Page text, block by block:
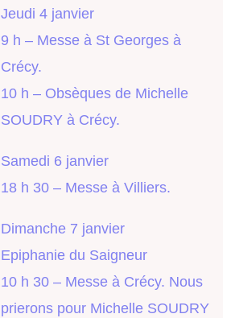
Jeudi 4 janvier
9 h – Messe à St Georges à
Crécy.
10 h – Obsèques de Michelle
SOUDRY à Crécy.
Samedi 6 janvier
18 h 30 – Messe à Villiers.
Dimanche 7 janvier
Epiphanie du Saigneur
10 h 30 – Messe à Crécy. Nous
prierons pour Michelle SOUDRY